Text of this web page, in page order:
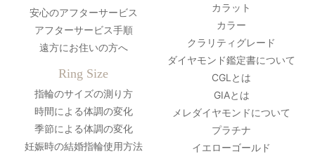
安心のアフターサービス
アフターサービス手順
遠方にお住いの方へ
Ring Size
指輪のサイズの測り方
時間による体調の変化
季節による体調の変化
妊娠時の結婚指輪使用方法
カラット
カラー
クラリティグレード
ダイヤモンド鑑定書について
CGLとは
GIAとは
メレダイヤモンドについて
プラチナ
イエローゴールド